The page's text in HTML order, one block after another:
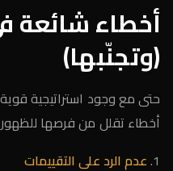
أخطاء شائعة
(وتجنّبها)
حتى مع وجود استراتيجية
أخطاء تقلل من فرصها
عدم الرد على التقييمات